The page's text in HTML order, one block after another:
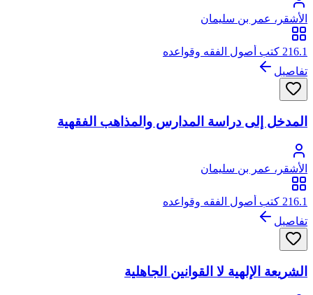
الأشقر، عمر بن سليمان
216.1 كتب أصول الفقه وقواعده
تفاصيل
المدخل إلى دراسة المدارس والمذاهب الفقهية
الأشقر، عمر بن سليمان
216.1 كتب أصول الفقه وقواعده
تفاصيل
الشريعة الإلهية لا القوانين الجاهلية